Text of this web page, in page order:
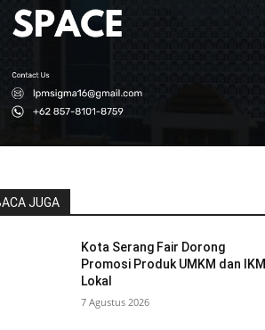
JUGA
Kota Serang Fair Dorong
Promosi Produk UMKM dan IKM
Lokal
7 Agustus 2026